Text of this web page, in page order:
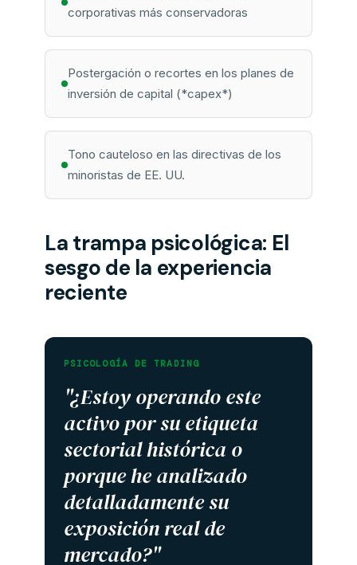
corporativas más conservadoras
Postergación o recortes en los planes de
inversión de capital (*capex*)
Tono cauteloso en las directivas de los
minoristas de EE. UU.
La trampa psicológica: El
sesgo de la experiencia
reciente
PSICOLOGÍA DE TRADING
"¿Estoy operando este
activo por su etiqueta
sectorial histórica o
porque he analizado
detalladamente su
exposición real de
mercado?"